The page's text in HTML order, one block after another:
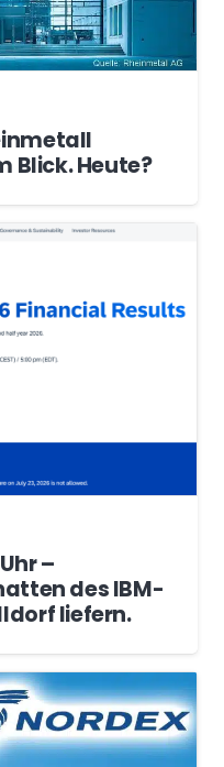
Blick. Heute?
–
des IBM-
liefern.